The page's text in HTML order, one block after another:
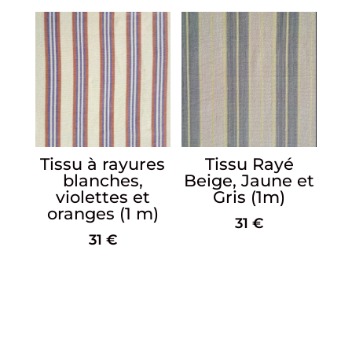
Tissu à rayures
blanches,
violettes et
oranges (1 m)
31 €
Tissu Rayé
Beige, Jaune et
Gris (1m)
31€